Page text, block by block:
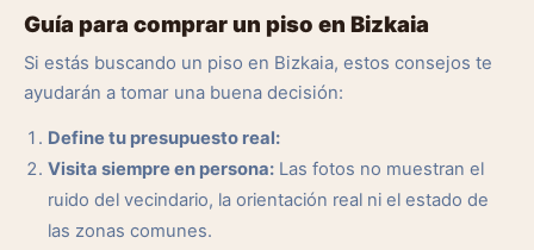
Guía para comprar un piso en Bizkaia
Si estás buscando un piso en Bizkaia, estos consejos te
ayudarán a tomar una buena decisión:
Define tu presupuesto real:
Visita siempre en persona: Las fotos no muestran el
ruido del vecindario, la orientación real ni el estado de
las zonas comunes.